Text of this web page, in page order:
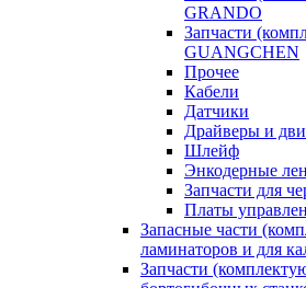
GRANDO
Запчасти
GUANGCHEN
Прочее
Кабели
Датчики
Драйверы и
Шлейф
Энкодерные
Запчасти для
Платы
Запасные части
ламинаторов и для
Запчасти